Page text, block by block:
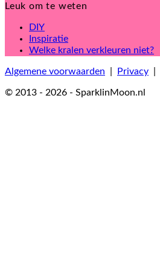
Leuk om te weten
DIY
Inspiratie
Welke kralen verkleuren niet?
Algemene voorwaarden Privacy
© 2013 - 2026 - SparklinMoon.nl